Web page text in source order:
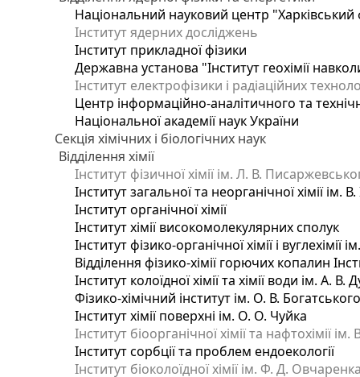
Національний науковий центр "Харківський
Інститут ядерних досліджень
Інститут прикладної фізики
Державна установа "Інститут геохімії
Інститут електрофізики і радіаційних
Центр інформаційно-аналітичного та
Національної академії наук України
Секція хімічних і біологічних наук
Відділення хімії
Інститут фізичної хімії ім. Л. В.
Інститут загальної та неорганічної хімії ім.
Інститут органічної хімії
Інститут хімії високомолекулярних сполук
Інститут фізико-органічної хімії і
Відділення фізико-хімії горючих копалин
Інститут колоїдної хімії та хімії води ім. А.
Фізико-хімічний інститут ім. О. В.
Інститут хімії поверхні ім. О. О. Чуйка
Інститут біоорганічної хімії та нафтохімії
Інститут сорбції та проблем ендоекології
Інститут біоколоїдної хімії ім. Ф. Д.